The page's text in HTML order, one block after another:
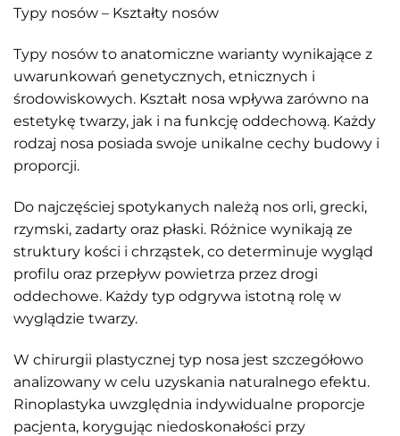
Typy nosów – Kształty nosów
Typy nosów to anatomiczne warianty wynikające z
uwarunkowań genetycznych, etnicznych i
środowiskowych. Kształt nosa wpływa zarówno na
estetykę twarzy, jak i na funkcję oddechową. Każdy
rodzaj nosa posiada swoje unikalne cechy budowy i
proporcji.
Do najczęściej spotykanych należą nos orli, grecki,
rzymski, zadarty oraz płaski. Różnice wynikają ze
struktury kości i chrząstek, co determinuje wygląd
profilu oraz przepływ powietrza przez drogi
oddechowe. Każdy typ odgrywa istotną rolę w
wyglądzie twarzy.
W chirurgii plastycznej typ nosa jest szczegółowo
analizowany w celu uzyskania naturalnego efektu.
Rinoplastyka uwzględnia indywidualne proporcje
pacjenta, korygując niedoskonałości przy